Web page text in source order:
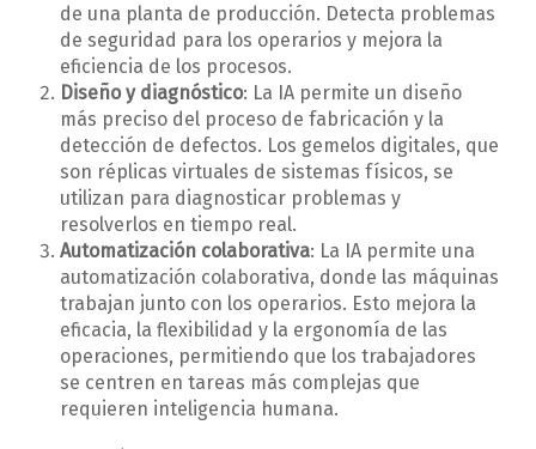
de una planta de producción. Detecta problemas
de seguridad para los operarios y mejora la
eficiencia de los procesos.
Diseño y diagnóstico: La IA permite un diseño
más preciso del proceso de fabricación y la
detección de defectos. Los gemelos digitales, que
son réplicas virtuales de sistemas físicos, se
utilizan para diagnosticar problemas y
resolverlos en tiempo real.
Automatización colaborativa: La IA permite una
automatización colaborativa, donde las máquinas
trabajan junto con los operarios. Esto mejora la
eficacia, la flexibilidad y la ergonomía de las
operaciones, permitiendo que los trabajadores
se centren en tareas más complejas que
requieren inteligencia humana.